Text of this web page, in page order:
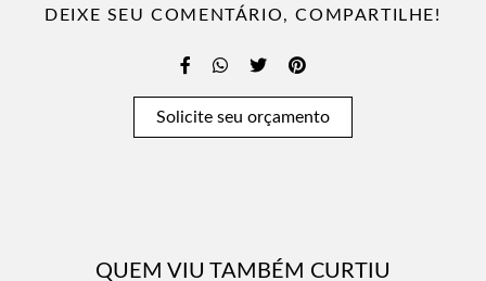
DEIXE SEU COMENTÁRIO, COMPARTILHE!
Solicite seu orçamento
QUEM VIU TAMBÉM CURTIU